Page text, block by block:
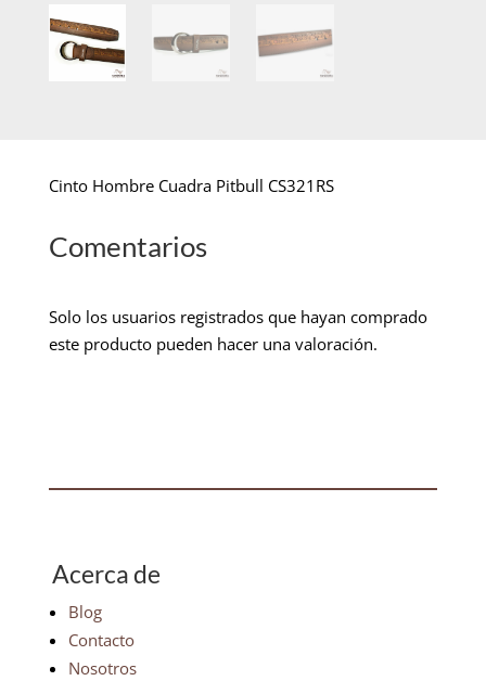
Cinto Hombre Cuadra Pitbull CS321RS
Comentarios
Solo los usuarios registrados que hayan comprado
este producto pueden hacer una valoración.
Acerca de
Blog
Contacto
Nosotros